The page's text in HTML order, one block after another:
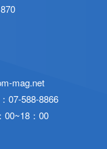
mag.net
07-588-8866
00~18：00